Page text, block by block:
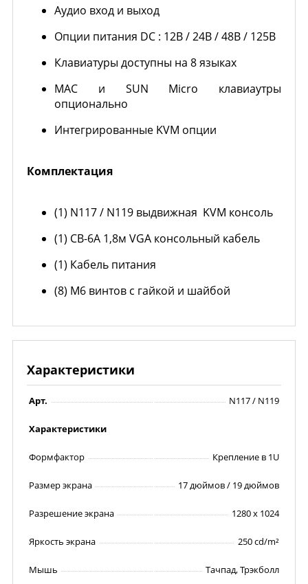
Аудио вход и выход
Опции питания DC : 12В / 24В / 48В / 125В
Клавиатуры доступны на 8 языках
MAC и SUN Micro клавиаутры
опционально
Интегрированные KVM опции
Комплектация
(1) N117 / N119 выдвижная KVM консоль
(1) CB-6A 1,8м VGA консольный кабель
(1) Кабель питания
(8) M6 винтов с гайкой и шайбой
Характеристики
Арт. N117 / N119
Характеристики
Формфактор Крепление в 1U
Размер экрана 17 дюймов / 19 дюймов
Разрешение экрана 1280 x 1024
Яркость экрана 250 cd/m²
Мышь Тачпад, Трэкболл